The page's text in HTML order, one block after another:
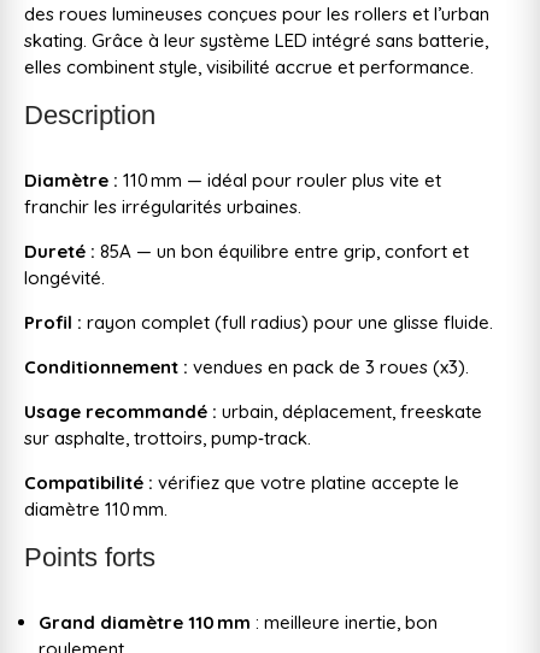
des roues lumineuses conçues pour les rollers et l’urban
skating. Grâce à leur système LED intégré sans batterie,
elles combinent style, visibilité accrue et performance.
Description
Diamètre : 110 mm — idéal pour rouler plus vite et
franchir les irrégularités urbaines.
Dureté : 85A — un bon équilibre entre grip, confort et
longévité.
Profil : rayon complet (full radius) pour une glisse fluide.
Conditionnement : vendues en pack de 3 roues (x3).
Usage recommandé : urbain, déplacement, freeskate
sur asphalte, trottoirs, pump‑track.
Compatibilité : vérifiez que votre platine accepte le
diamètre 110 mm.
Points forts
Grand diamètre 110 mm : meilleure inertie, bon